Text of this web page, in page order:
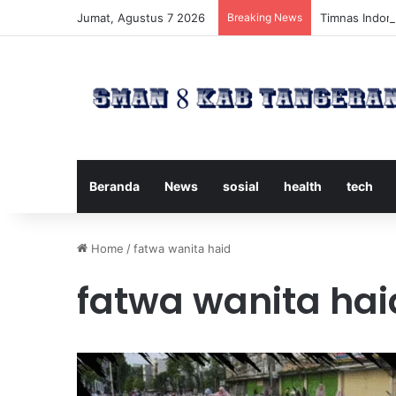
Jumat, Agustus 7 2026 Breaking News Timnas
Beranda News sosial health tech
Home /fatwa wanita haid
fatwa wanita